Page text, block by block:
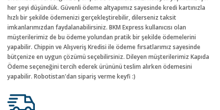
her şeyi düşündük. Güvenli ödeme altyapımız sayesinde kredi kartınızla
hızlı bir şekilde ödemenizi gerçekleştirebilir, dilerseniz taksit
imkanlarımızdan faydalanabilirsiniz. BKM Express kullanıcısı olan
müşterilerimiz de bu ödeme yolundan pratik bir şekilde ödemelerini
yapabilir. Chippin ve Alışveriş Kredisi ile ödeme fırsatlarımız sayesinde
bütçenize en uygun çözümü seçebilirsiniz. Dileyen müşterilerimiz Kapıda
Ödeme seçeneğini tercih ederek ürününü teslim alırken ödemesini
yapabilir. Robotistan'dan sipariş verme keyfi :)